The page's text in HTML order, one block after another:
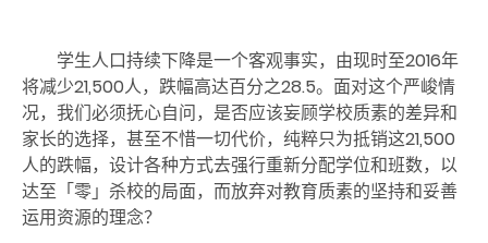
学生人口持续下降是一个客观事实，由现时至2016年
将减少21,500人，跌幅高达百分之28.5。面对这个严峻情
况，我们必须抚心自问，是否应该妄顾学校质素的差异和
家长的选择，甚至不惜一切代价，纯粹只为抵销这21,500
人的跌幅，设计各种方式去强行重新分配学位和班数，以
达至「零」杀校的局面，而放弃对教育质素的坚持和妥善
运用资源的理念？